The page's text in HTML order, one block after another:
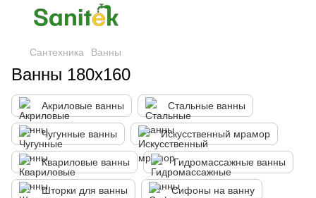
Сантехника Ванны
Ванны 180x160
Акриловые ванны Стальные ванны
Чугунные ванны Искусственный мрамор
Квариловые ванны Гидромассажные ванны
Шторки для ванны Сифоны на ванну